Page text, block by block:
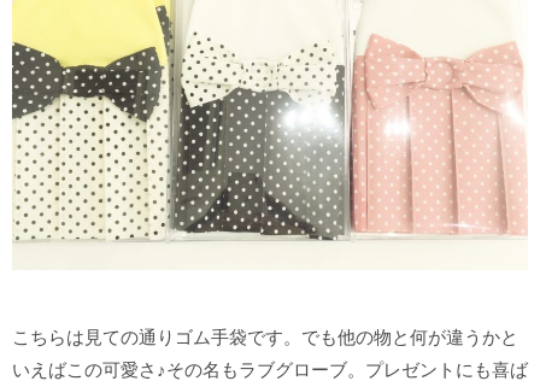
こちらは見ての通りゴム手袋です。でも他の物と何が違うかと
いえばこの可愛さ♪その名もラブグローブ。プレゼントにも喜ば